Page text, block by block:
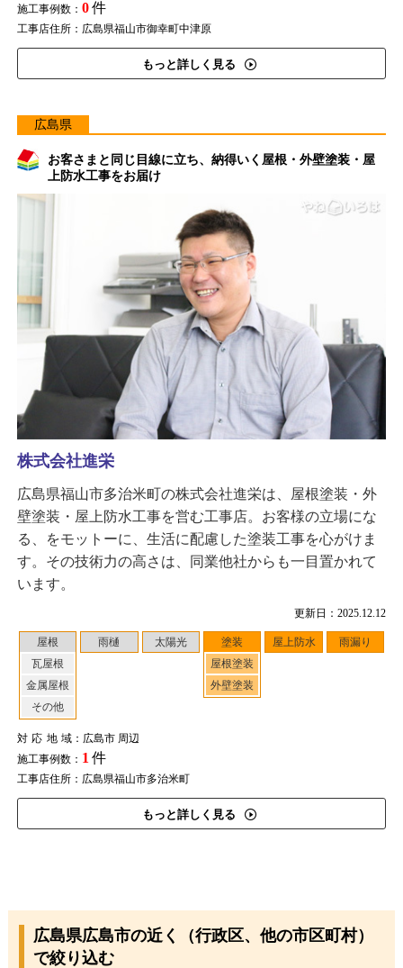
施工事例数： 0件
工事店住所：広島県福山市御幸町中津原
もっと詳しく見る
広島県
お客さまと同じ目線に立ち、納得いく屋根・外壁塗装・屋
上防水工事をお届け
更新日：2025.12.12
屋根
瓦屋根
金属屋根
その他
雨樋 太陽光
塗装
屋根塗装
外壁塗装
屋上防水 雨漏り
対応地域：広島市 周辺
施工事例数： 1 件
工事店住所：広島県福山市多治米町
もっと詳しく見る
株式会社進栄
広島県福山市多治米町の株式会社進栄は、屋根塗装・外
壁塗装・屋上防水工事を営む工事店。お客様の立場にな
る、をモットーに、生活に配慮した塗装工事を心がけま
す。その技術力の高さは、同業他社からも一目置かれて
います。
広島県広島市の近く（行政区、他の市区町村）
で絞り込む